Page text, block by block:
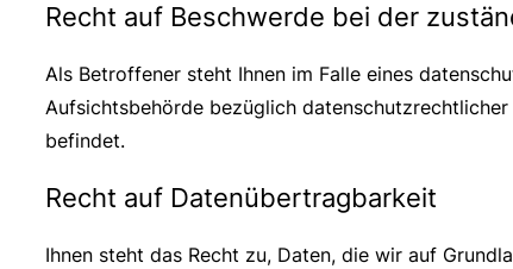
Recht auf Beschwerde bei der
Als Betroffener steht Ihnen im Falle eines
Aufsichtsbehörde bezüglich
befindet.
Recht auf Datenübertragbarkeit
Ihnen steht das Recht zu, Daten, die wir auf